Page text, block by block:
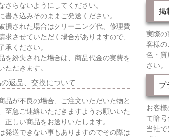
さらないようにしてください。
書き込みそのままご発送ください。
損された場合はクリーニング代、修理費
求させていただく場合がありますので、
承ください。
を紛失された場合は、商品代金の実費を
ただきます。
返品、交換について
品が不良の場合、ご注文いただいた物と
至急ご連絡いただきますようお願いいた
正しい商品をお送りいたします。
発送できない事もありますのでその際は
掲
実際の
客様の
色・質
さい。
プ
お客様
て暗号
当社で